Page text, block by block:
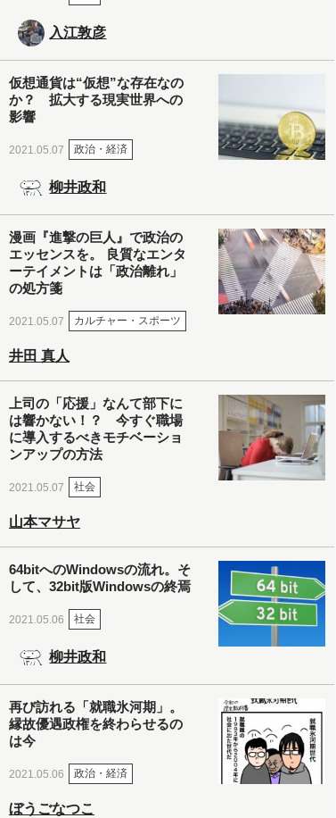
入江敦彦
仮想通貨は“仮想”な存在なの
か？ 拡大する現実世界への
影響
2021.05.07 政治・経済
柳井政和
漫画『進撃の巨人』で政治の
エッセンスを。 良質なエンタ
ーテイメントは「政治離れ」
の処方箋
2021.05.07 カルチャー・スポーツ
井田 真人
上司の「応援」なんて部下に
は響かない！？ 今すぐ職場
に導入するべきモチベーショ
ンアップの方法
2021.05.07 社会
山本マサヤ
64bitへのWindowsの流れ。そ
して、32bit版Windowsの終焉
2021.05.06 社会
柳井政和
再び訪れる「就職氷河期」。
縁故優遇政権を終わらせるの
は今
2021.05.06 政治・経済
ぼうごなつこ